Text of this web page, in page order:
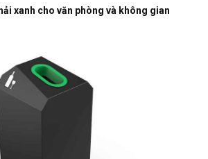
xanh cho văn phòng và không gian